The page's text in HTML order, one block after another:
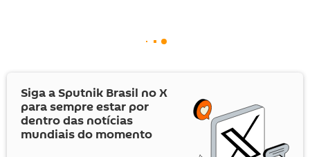
Siga a Sputnik Brasil noX
para sempre estar por
dentro das notícias
mundiais do momento